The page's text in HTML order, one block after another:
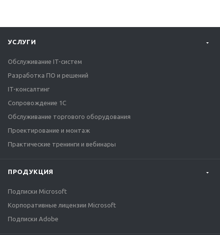
УСЛУГИ
Обслуживание IT-систем
Разработка ПО и решений
IT-консалтинг
Сопровождение 1С
Обслуживание торгового оборудования
Проектирование и монтаж
Практические тренинги и вебинары
ПРОДУКЦИЯ
Подписки Microsoft
Корпоративные лицензии Microsoft
Подписки Adobe